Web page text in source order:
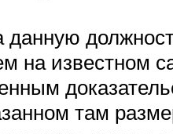
данную
на известном
там